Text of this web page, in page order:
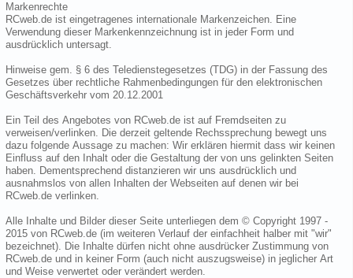
Markenrechte
RCweb.de ist eingetragenes internationale Markenzeichen. Eine
Verwendung dieser Markenkennzeichnung ist in jeder Form und
ausdrücklich untersagt.
Hinweise gem. § 6 des Teledienstegesetzes (TDG) in der Fassung des
Gesetzes über rechtliche Rahmenbedingungen für den elektronischen
Geschäftsverkehr vom 20.12.2001
Ein Teil des Angebotes von RCweb.de ist auf Fremdseiten zu
verweisen/verlinken. Die derzeit geltende Rechssprechung bewegt uns
dazu folgende Aussage zu machen: Wir erklären hiermit dass wir keinen
Einfluss auf den Inhalt oder die Gestaltung der von uns gelinkten Seiten
haben. Dementsprechend distanzieren wir uns ausdrücklich und
ausnahmslos von allen Inhalten der Webseiten auf denen wir bei
RCweb.de verlinken.
Alle Inhalte und Bilder dieser Seite unterliegen dem © Copyright 1997 -
2015 von RCweb.de (im weiteren Verlauf der einfachheit halber mit "wir"
bezeichnet). Die Inhalte dürfen nicht ohne ausdrücker Zustimmung von
RCweb.de und in keiner Form (auch nicht auszugsweise) in jeglicher Art
und Weise verwertet oder verändert werden.